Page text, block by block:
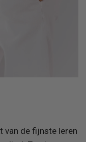
van de fijnste leren